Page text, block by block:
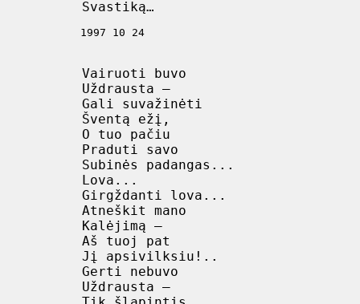
1997 10 24
Vairuoti buvo
Uždrausta –
Gali suvažinėti
Šventą ežį,
O tuo pačiu
Praduti savo
Subinės padangas...
Lova...
Girgždanti lova...
Atneškit mano
Kalėjimą –
Aš tuoj pat
Jį apsivilksiu!..
Gerti nebuvo
Uždrausta –